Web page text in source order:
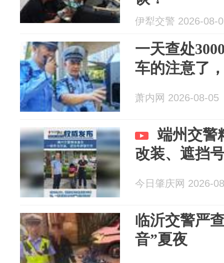
伊犁交警 2026-08-
一天查处
车的注意了
萧内网 2026-08-05
端州交警
改装、遮挡
今日肇庆网 2026-
临沂交警严
音”夏夜